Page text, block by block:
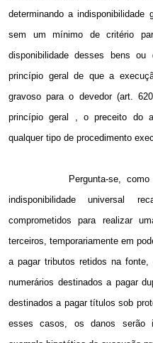
determinando a
sem um mínimo de critério
disponibilidade desses bens ou
princípio geral de que a
gravoso para o devedor (art.
princípio geral , o preceito do
qualquer tipo de procedimento
Pergunta-se,
indisponibilidade universal
comprometidos para realizar
terceiros, temporariamente em
a pagar tributos retidos na
numerários destinados a pagar
destinados a pagar títulos sob
esses casos, os danos serão